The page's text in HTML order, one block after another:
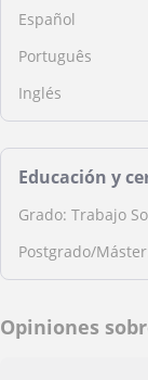
Español
Português
Inglés
Educación y
Grado: Trabajo
Postgrado/
Opiniones